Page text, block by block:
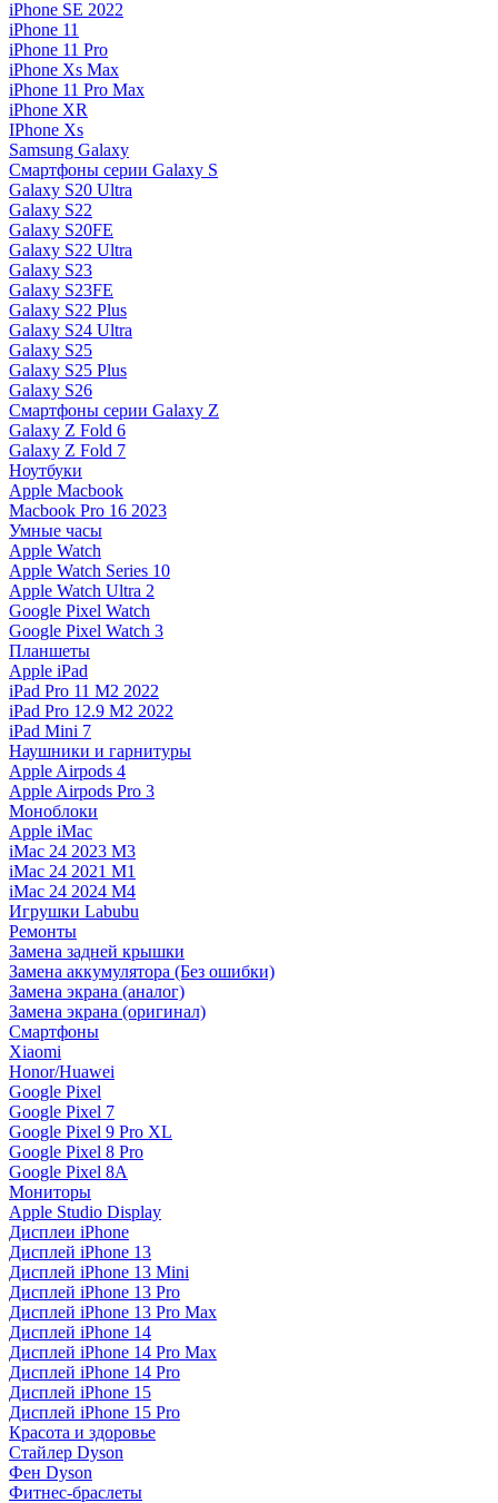
iPhone SE 2022
iPhone 11
iPhone 11 Pro
iPhone Xs Max
iPhone 11 Pro Max
iPhone XR
IPhone Xs
Samsung Galaxy
Смартфоны серии Galaxy S
Galaxy S20 Ultra
Galaxy S22
Galaxy S20FE
Galaxy S22 Ultra
Galaxy S23
Galaxy S23FE
Galaxy S22 Plus
Galaxy S24 Ultra
Galaxy S25
Galaxy S25 Plus
Galaxy S26
Смартфоны серии Galaxy Z
Galaxy Z Fold 6
Galaxy Z Fold 7
Ноутбуки
Apple Macbook
Macbook Pro 16 2023
Умные часы
Apple Watch
Apple Watch Series 10
Apple Watch Ultra 2
Google Pixel Watch
Google Pixel Watch 3
Планшеты
Apple iPad
iPad Pro 11 M2 2022
iPad Pro 12.9 M2 2022
iPad Mini 7
Наушники и гарнитуры
Apple Airpods 4
Apple Airpods Pro 3
Моноблоки
Apple iMac
iMac 24 2023 M3
iMac 24 2021 M1
iMac 24 2024 M4
Игрушки Labubu
Ремонты
Замена задней крышки
Замена аккумулятора (Без ошибки)
Замена экрана (аналог)
Замена экрана (оригинал)
Смартфоны
Xiaomi
Honor/Huawei
Google Pixel
Google Pixel 7
Google Pixel 9 Pro XL
Google Pixel 8 Pro
Google Pixel 8A
Мониторы
Apple Studio Display
Дисплеи iPhone
Дисплей iPhone 13
Дисплей iPhone 13 Mini
Дисплей iPhone 13 Pro
Дисплей iPhone 13 Pro Max
Дисплей iPhone 14
Дисплей iPhone 14 Pro Max
Дисплей iPhone 14 Pro
Дисплей iPhone 15
Дисплей iPhone 15 Pro
Красота и здоровье
Стайлер Dyson
Фен Dyson
Фитнес-браслеты